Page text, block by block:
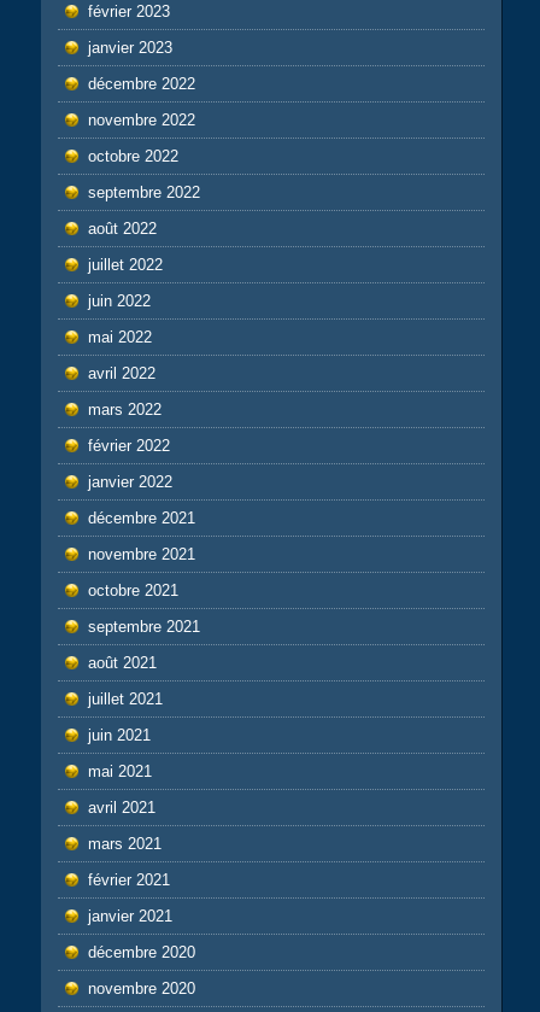
février 2023
janvier 2023
décembre 2022
novembre 2022
octobre 2022
septembre 2022
août 2022
juillet 2022
juin 2022
mai 2022
avril 2022
mars 2022
février 2022
janvier 2022
décembre 2021
novembre 2021
octobre 2021
septembre 2021
août 2021
juillet 2021
juin 2021
mai 2021
avril 2021
mars 2021
février 2021
janvier 2021
décembre 2020
novembre 2020